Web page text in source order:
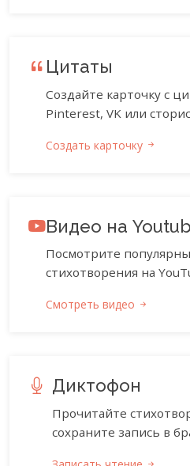
Цитаты
Создайте карточку с
Pinterest, VK или
Создать карточку
Видео на
Посмотрите
стихотворения на
Смотреть видео
Диктофон
Прочитайте
сохраните запись в